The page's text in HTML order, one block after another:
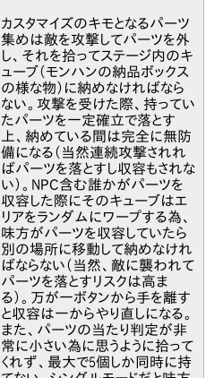
カスタマイズのキモとなるパーツ
集めは敵を攻撃してパーツを外
し、それを拾ってステージ内のキ
ューブ（モンハンの納品ボックス
の様な物）に納めなければなら
ない。攻撃を受けた際、持ってい
たパーツを一定確立で落とす
上、納めている間は完全に無防
備になる（当然連続攻撃されれ
ばパーツを落とすし収容もされな
い）。NPC含む誰かがパーツを
収容した際にそのキューブはエ
リアをランダムにワープする為、
味方がパーツを収容していたら
別の場所に移動して納めなけれ
ばならない（当然、敵に襲われて
パーツを落とすリスクは高ま
る）。万が一ボタンから手を離す
と収容は一からやり直しになる。
また、パーツの当たり判定が非
常に小さい為に思うように拾って
くれず、最大で5個しか同時に持